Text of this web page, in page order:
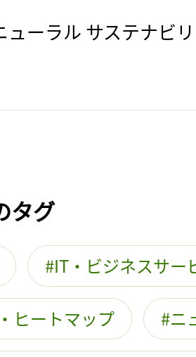
ューラル サステナビ
タグ
IT・ビジネスサー
ヒートマップ ニ